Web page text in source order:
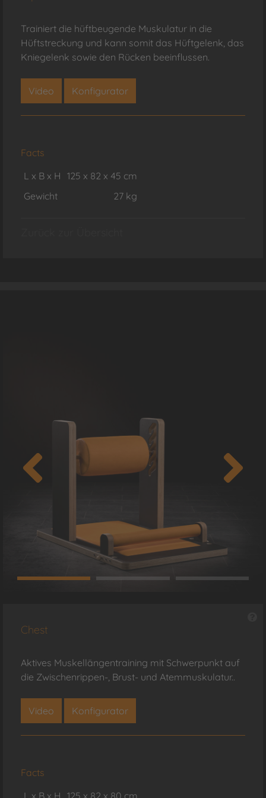
Trainiert die hüftbeugende Muskulatur in die
Hüftstreckung und kann somit das Hüftgelenk, das
Kniegelenk sowie den Rücken beeinflussen.
Video Konfigurator
Facts
L x B x H 125 x 82 x 45 cm
Gewicht
27 kg
Chest
Aktives Muskellängentraining mit Schwerpunkt auf
die Zwischenrippen-, Brust- und Atemmuskulatur..
Video Konfigurator
Facts
L x B x H 125 x 82 x 80 cm